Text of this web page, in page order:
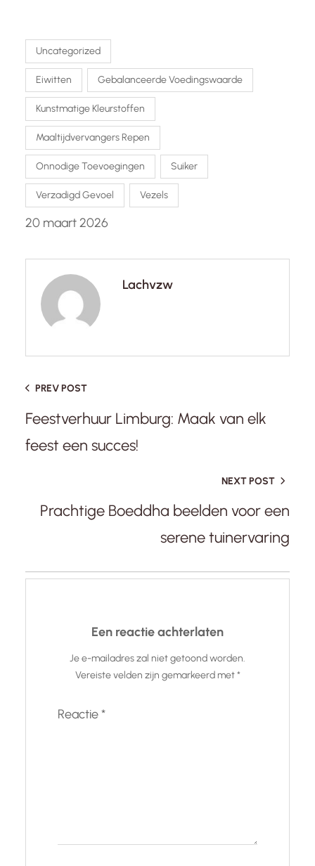
Uncategorized
Eiwitten Gebalanceerde Voedingswaarde
Kunstmatige Kleurstoffen
Maaltijdvervangers Repen
Onnodige Toevoegingen Suiker
Verzadigd Gevoel Vezels
20 maart 2026
Lachvzw
PREV POST
Feestverhuur Limburg: Maak van elk
feest een succes!
NEXT POST
Prachtige Boeddha beelden voor een
serene tuinervaring
Een reactie achterlaten
Je e-mailadres zal niet getoond worden.
Vereiste velden zijn gemarkeerd met*
Reactie*